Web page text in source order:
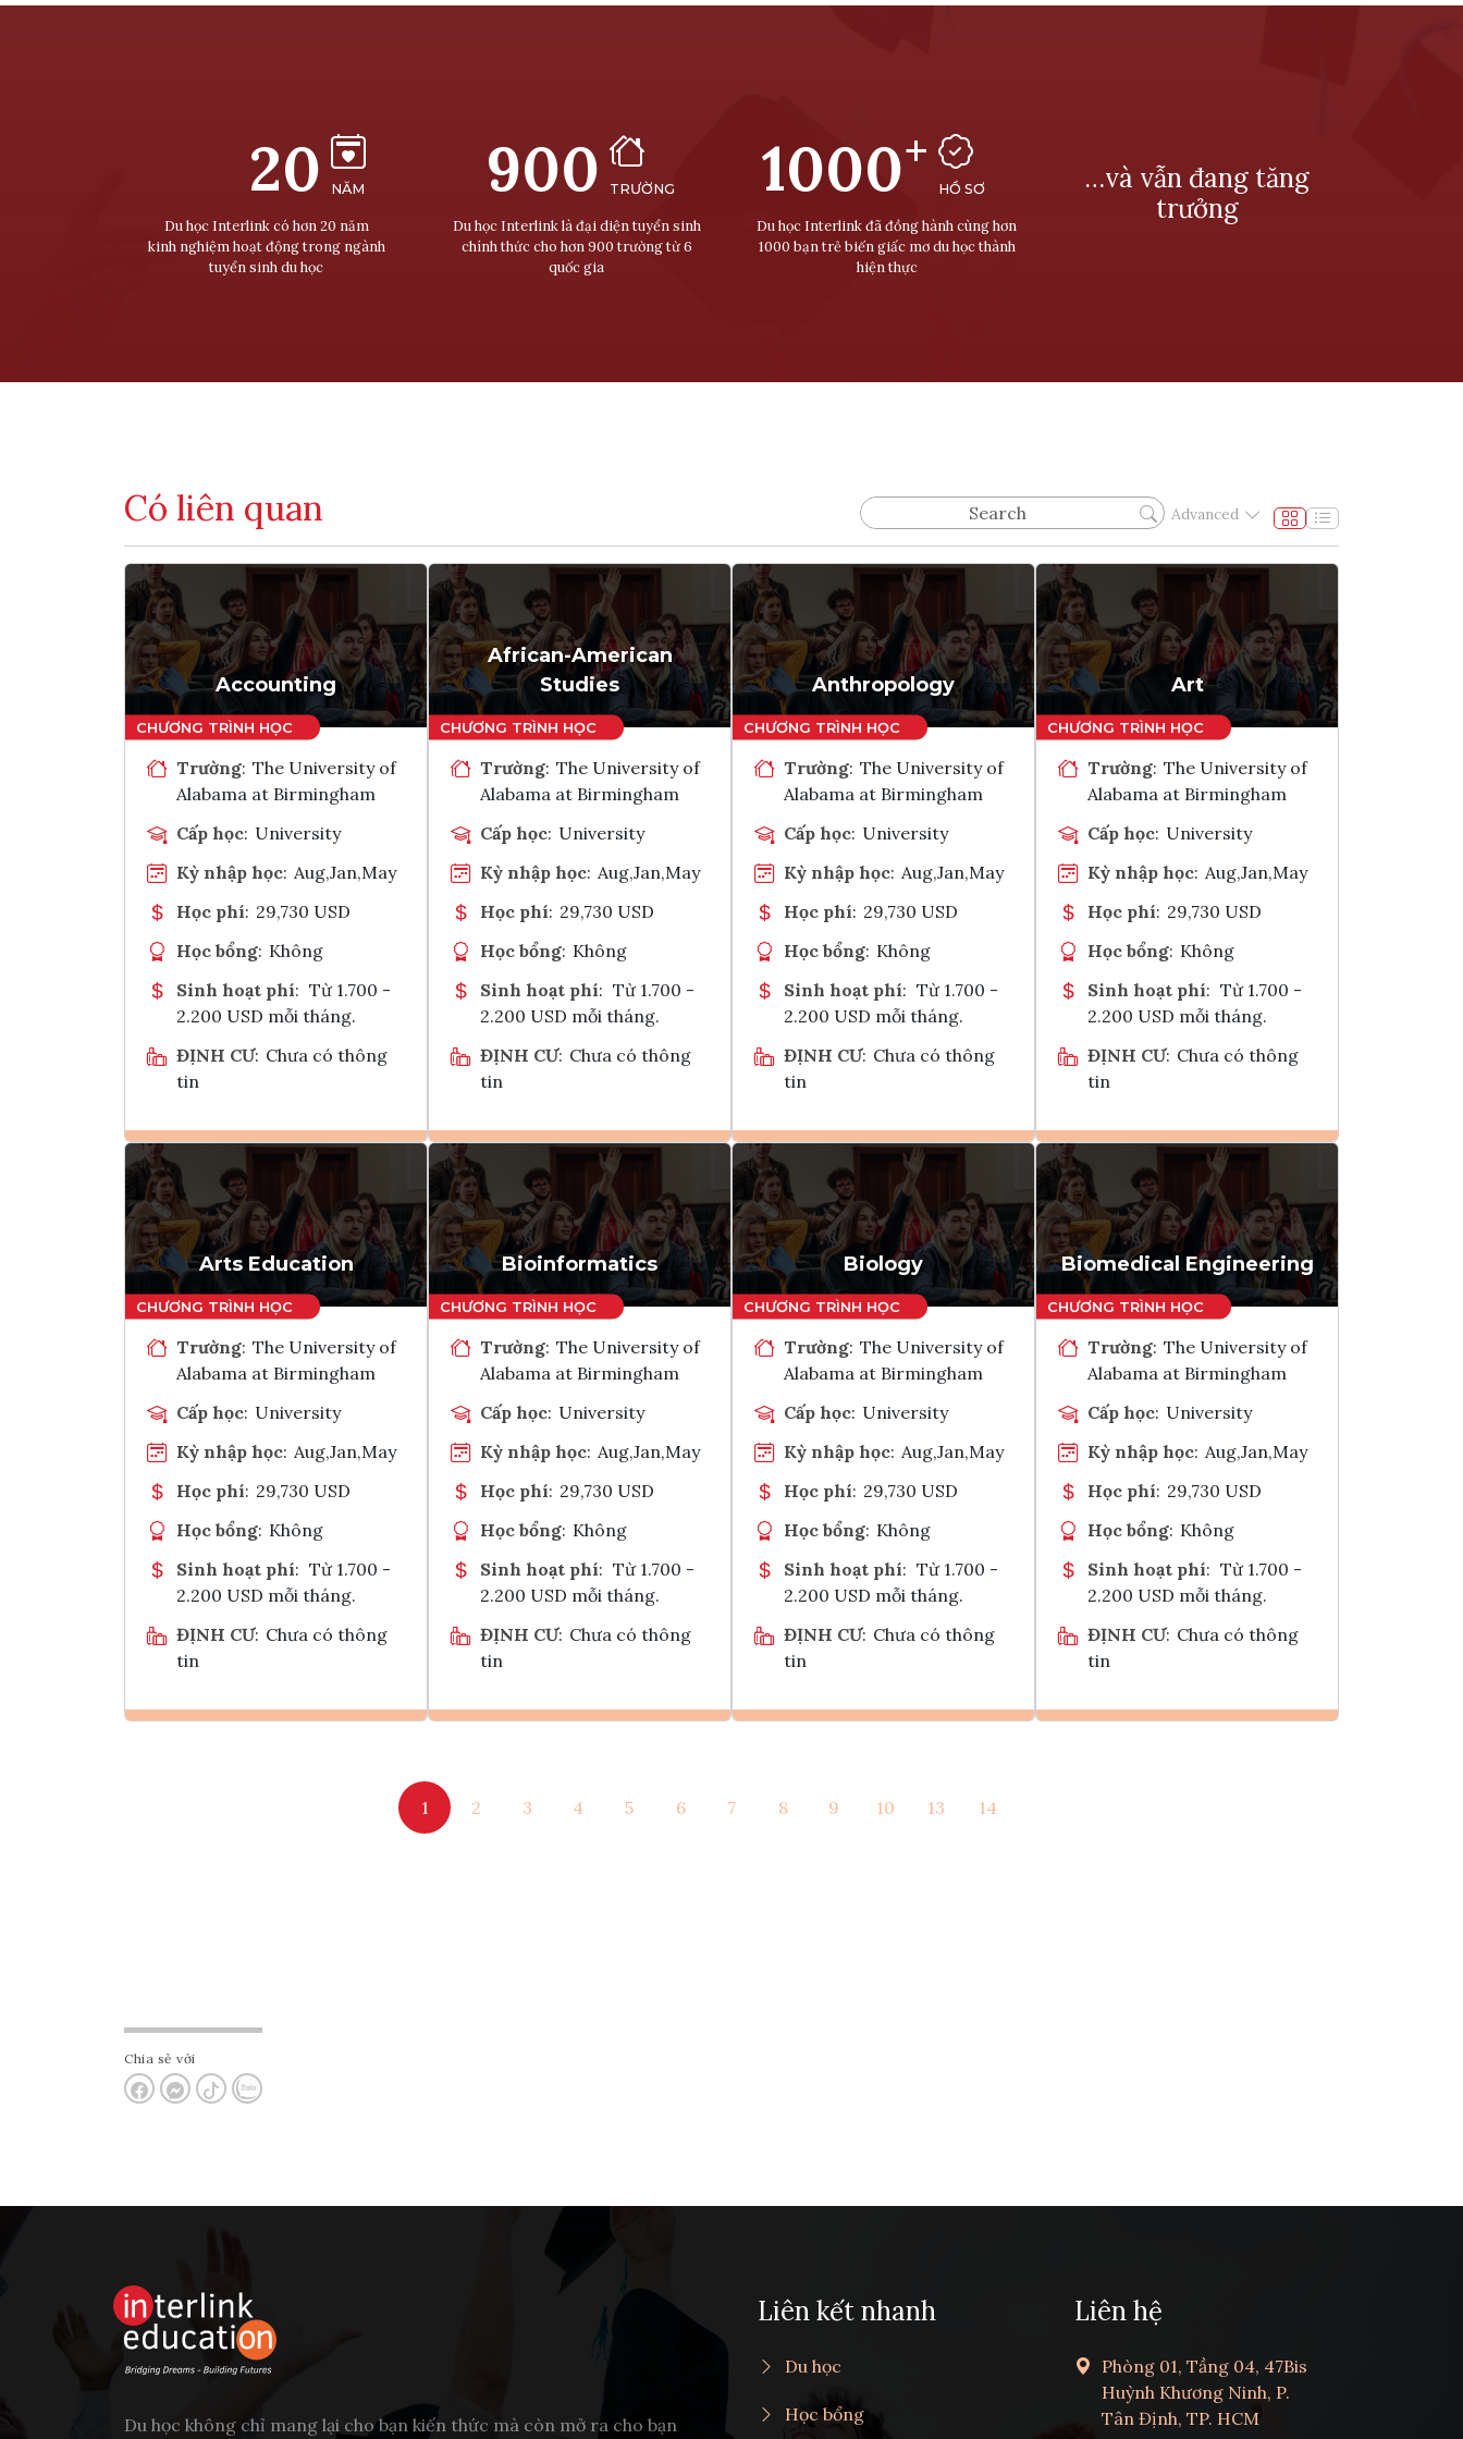
20 NĂM
Du học Interlink có hơn 20 năm
kinh nghiệm hoạt động trong ngành
tuyển sinh du học
900 TRƯỜNG
Du học Interlink là đại diện tuyển sinh
chính thức cho hơn 900 trường từ 6
quốc gia
1000+
HỒ SƠ
Du học Interlink đã đồng hành cùng hơn
1000 bạn trẻ biến giấc mơ du học thành
hiện thực
…và vẫn đang tăng
trưởng
Có liên quan Advanced
Accounting
Trường: The University of
Alabama at Birmingham
Cấp học: University
Kỳ nhập học: Aug,Jan,May
Học phí: 29,730 USD
Học bổng: Không
Sinh hoạt phí: Từ 1.700 -
2.200 USD mỗi tháng.
ĐỊNH CƯ: Chưa có thông
tin
Ghi danh
Tham vấn Interlink
African-American
Studies
Trường: The University of
Alabama at Birmingham
Cấp học: University
Kỳ nhập học: Aug,Jan,May
Học phí: 29,730 USD
Học bổng: Không
Sinh hoạt phí: Từ 1.700 -
2.200 USD mỗi tháng.
ĐỊNH CƯ: Chưa có thông
tin
Ghi danh
Tham vấn Interlink
Anthropology
Trường: The University of
Alabama at Birmingham
Cấp học: University
Kỳ nhập học: Aug,Jan,May
Học phí: 29,730 USD
Học bổng: Không
Sinh hoạt phí: Từ 1.700 -
2.200 USD mỗi tháng.
ĐỊNH CƯ: Chưa có thông
tin
Ghi danh
Tham vấn Interlink
Art
Trường: The University of
Alabama at Birmingham
Cấp học: University
Kỳ nhập học: Aug,Jan,May
Học phí: 29,730 USD
Học bổng: Không
Sinh hoạt phí: Từ 1.700 -
2.200 USD mỗi tháng.
ĐỊNH CƯ: Chưa có thông
tin
Ghi danh
Tham vấn Interlink
Arts Education
Trường: The University of
Alabama at Birmingham
Cấp học: University
Kỳ nhập học: Aug,Jan,May
Học phí: 29,730 USD
Học bổng: Không
Sinh hoạt phí: Từ 1.700 -
2.200 USD mỗi tháng.
ĐỊNH CƯ: Chưa có thông
tin
Bioinformatics
Trường: The University of
Alabama at Birmingham
Cấp học: University
Kỳ nhập học: Aug,Jan,May
Học phí: 29,730 USD
Học bổng: Không
Sinh hoạt phí: Từ 1.700 -
2.200 USD mỗi tháng.
ĐỊNH CƯ: Chưa có thông
tin
Tham vấn Interlink
Biology
Trường: The University of
Alabama at Birmingham
Cấp học: University
Kỳ nhập học: Aug,Jan,May
Học phí: 29,730 USD
Học bổng: Không
Sinh hoạt phí: Từ 1.700 -
2.200 USD mỗi tháng.
ĐỊNH CƯ: Chưa có thông
tin
Tham vấn Interlink
Biomedical Engineering
Trường: The University of
Alabama at Birmingham
Cấp học: University
Kỳ nhập học: Aug,Jan,May
Học phí: 29,730 USD
Học bổng: Không
Sinh hoạt phí: Từ 1.700 -
2.200 USD mỗi tháng.
ĐỊNH CƯ: Chưa có thông
tin
1 2 3 4 5 6 7 8 9 10 13 14
Chia sẻ với
Du học không chỉ mang lại cho bạn kiến thức mà còn mở ra cho bạn
Liên kết nhanh
Du học
Học bổng
Liên hệ
Phòng 01, Tầng 04, 47Bis
Huỳnh Khương Ninh, P.
Tân Định, TP. HCM